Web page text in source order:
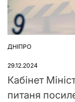
ОПУБЛІКУВАТИ
ДНІПРО
29.12.2024
Кабінет
питаня